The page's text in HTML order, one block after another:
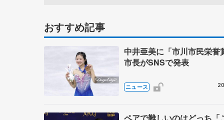
おすすめ記事
中井亜美に「市川市民栄
市長がSNSで発表
ニュース